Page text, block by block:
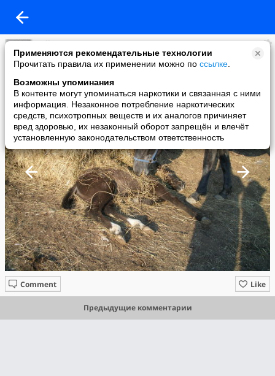
Применяются рекомендательные технологии
Прочитать правила их применении можно по ссылке
Возможны упоминания
В контенте могут упоминаться наркотики и связанная с ними
информация. Незаконное потребление наркотических
средств, психотропных веществ и их аналогов причиняет
вред здоровью, их незаконный оборот запрещён и влечёт
установленную законодательством ответственность
yellow
added a photo
10 May в 01:25
Like
Comment
Предыдущие комментарии